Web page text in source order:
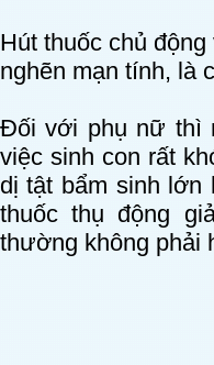
Hút thuốc chủ
nghẽn mạn tính, là
Đối với phụ nữ thì
việc sinh con rất
dị tật bẩm sinh lớn
thuốc thụ động
thường không phải